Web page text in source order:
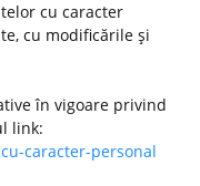
cu caracter
cu modificările şi
în vigoare privind
link:
caracter-personal